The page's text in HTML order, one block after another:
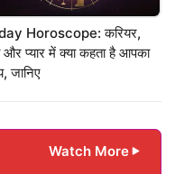
Horoscope: करियर,
और प्यार में क्या कहता है आपका
जानिए
Watch More